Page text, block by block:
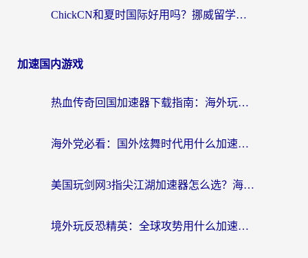
ChickCN和夏时国际好用吗？挪威留学生亲测3款回国加速器，附穿梭和加速喵对比指南
加速国内游戏
热血传奇回国加速器下载指南：海外玩家如何流畅砍怪不卡顿？
海外党必看：国外炫舞时代用什么加速器比较好？解决延迟卡顿的终极方案
美国玩剑网3指尖江湖加速器怎么选？海外党亲测避坑指南
境外玩反恐精英：全球攻势用什么加速器？2026海外玩家亲测实用指南